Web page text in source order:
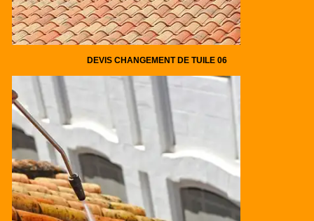
DEVIS CHANGEMENT DE TUILE 06